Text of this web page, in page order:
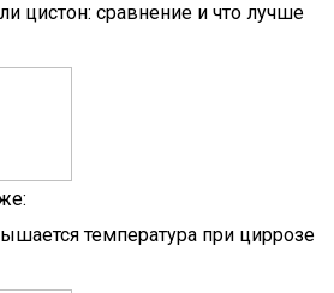
цистон: сравнение и что лучше
температура при циррозе